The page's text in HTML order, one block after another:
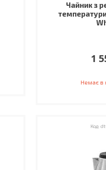
Чайник з
1
Немає в